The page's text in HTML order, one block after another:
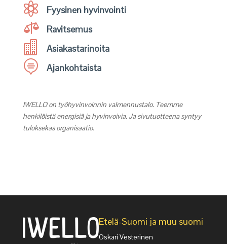
 Fyysinen hyvinvointi
 Ravitsemus
 Asiakastarinoita
 Ajankohtaista
IWELLO on työhyvinvoinnin valmennustalo. Teemme
henkilöistä energisiä ja hyvinvoivia. Ja sivutuotteena syntyy
tuloksekas organisaatio.
Etelä-Suomi ja muu suomi
Oskari Vesterinen